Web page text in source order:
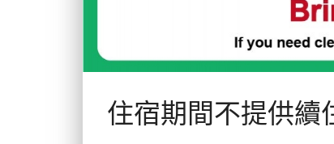
住宿期間不提供續